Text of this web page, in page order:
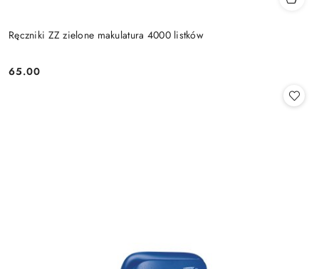
Ręczniki ZZ zielone makulatura 4000 listków
Cena:
65.00